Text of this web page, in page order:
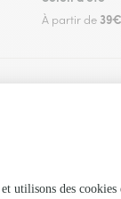
À partir de
au Buret